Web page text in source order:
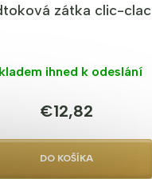
zátka clic-clac
ihned k odeslání
€12,82
DO KOŠÍKA